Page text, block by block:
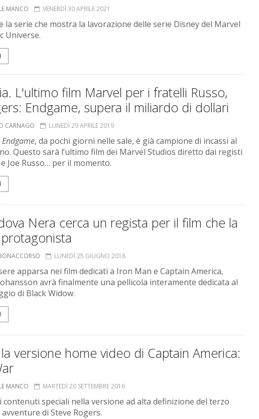
MANCO VENERDÌ 30 APRILE 2021
la serie che mostra la lavorazione delle serie Disney del Marvel
Universe.
L'ultimo film Marvel per i fratelli Russo,
Endgame, supera il miliardo di dollari
CARNAGO LUNEDÌ 29 APRILE 2019
Endgame, da pochi giorni nelle sale, è già campione di incassi al
Questo sarà l’ultimo film dei Marvel Studios diretto dai registi
Joe Russo… per il momento.
Nera cerca un regista per il film che la
LUNEDÌ 25 GIUGNO 2018
apparsa nei film dedicati a Iron Man e Captain America,
avrà finalmente una pellicola interamente dedicata al
di Black Widow.
versione home video di Captain America:
MANCO MARTEDÌ 20 SETTEMBRE 2016
contenuti speciali nella versione ad alta definizione del terzo
di Steve Rogers.